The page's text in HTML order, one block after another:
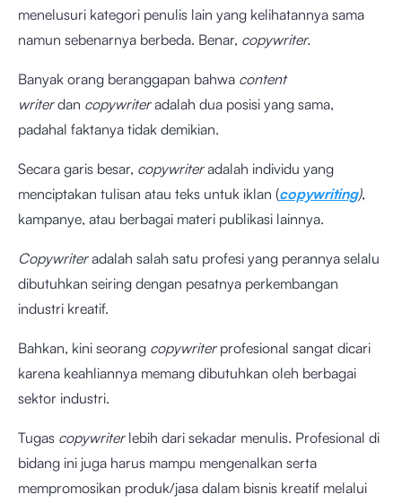
menelusuri kategori penulis lain yang kelihatannya sama
namun sebenarnya berbeda. Benar, copywriter.
Banyak orang beranggapan bahwa content
writerdan copywriteradalah dua posisi yang sama,
padahal faktanya tidak demikian.
Secara garis besar, copywriteradalah individu yang
menciptakan tulisan atau teks untuk iklan (copywriting),
kampanye, atau berbagai materi publikasi lainnya.
Copywriteradalah salah satu profesi yang perannya selalu
dibutuhkan seiring dengan pesatnya perkembangan
industri kreatif.
Bahkan, kini seorang copywriter profesional sangat dicari
karena keahliannya memang dibutuhkan oleh berbagai
sektor industri.
Tugas copywriter lebih dari sekadar menulis. Profesional di
bidang ini juga harus mampu mengenalkan serta
mempromosikan produk/jasa dalam bisnis kreatif melalui